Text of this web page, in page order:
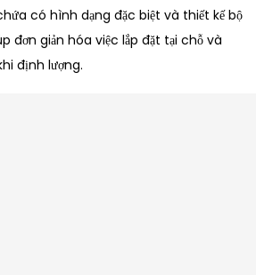
có hình dạng đặc biệt và thiết kế bộ
đơn giản hóa việc lắp đặt tại chỗ và
định lượng.